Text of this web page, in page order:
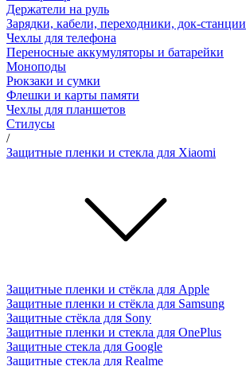
Держатели на руль
Зарядки, кабели, переходники, док-станции
Чехлы для телефона
Переносные аккумуляторы и батарейки
Моноподы
Рюкзаки и сумки
Флешки и карты памяти
Чехлы для планшетов
Стилусы
/
Защитные пленки и стекла для Xiaomi
Защитные пленки и стёкла для Apple
Защитные пленки и стёкла для Samsung
Защитные стёкла для Sony
Защитные пленки и стекла для OnePlus
Защитные стекла для Google
Защитные стекла для Realme